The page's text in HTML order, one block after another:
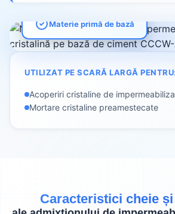
Materie primă de bază
UTILIZAT PE SCARĂ LARGĂ PENTRU:
Acoperiri cristaline de
Mortare cristaline preamestecate
Caracteristici cheie